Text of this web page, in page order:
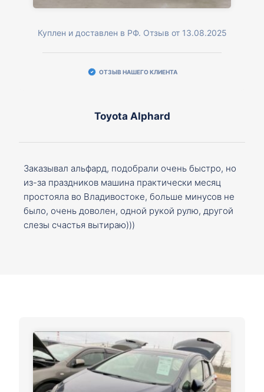
Куплен и доставлен в РФ. Отзыв от 13.08.2025
ОТЗЫВ НАШЕГО КЛИЕНТА
Toyota Alphard
Заказывал альфард, подобрали очень быстро, но
из-за праздников машина практически месяц
простояла во Владивостоке, больше минусов не
было, очень доволен, одной рукой рулю, другой
слезы счастья вытираю)))